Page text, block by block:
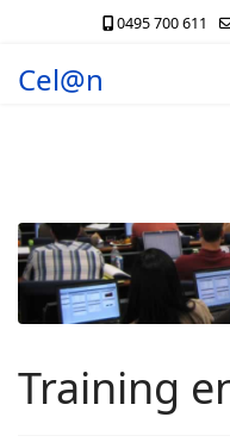
0495 700 611
Cel@n
Training